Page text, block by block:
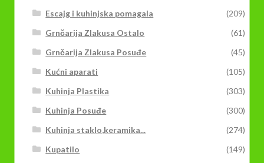
Escajg i kuhinjska pomagala
(209)
Grnčarija Zlakusa Ostalo
(61)
Grnčarija Zlakusa Posuđe
(45)
Kućni aparati
(105)
Kuhinja Plastika
(303)
Kuhinja Posuđe
(300)
Kuhinja staklo,keramika...
(274)
Kupatilo
(149)